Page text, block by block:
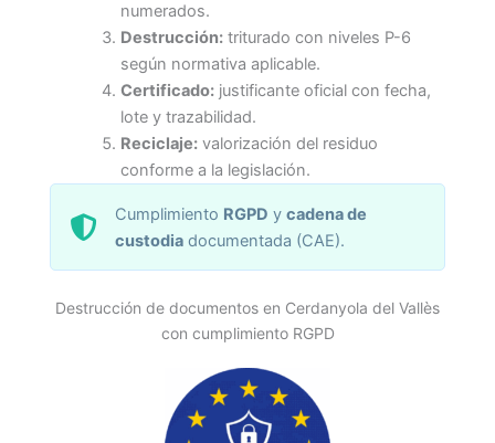
numerados.
Destrucción:triturado con niveles P-6
según normativa aplicable.
Certificado:justificante oficial con fecha,
lote y trazabilidad.
Reciclaje:valorización del residuo
conforme a la legislación.
Cumplimiento RGPD ycadena de
custodia documentada (CAE).
Destrucción de documentos en Cerdanyola del Vallès
con cumplimiento RGPD